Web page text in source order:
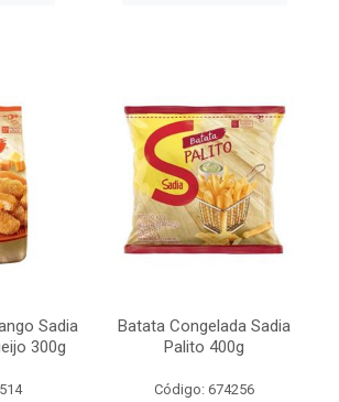
Sadia
300g
Batata Congelada Sadia
Palito 400g
Código: 674256